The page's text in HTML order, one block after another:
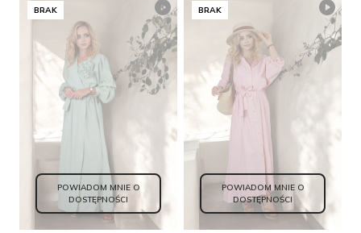
POWIADOM MNIE O
DOSTĘPNOŚCI
BRAK
POWIADOM MNIE O
DOSTĘPNOŚCI
BRAK